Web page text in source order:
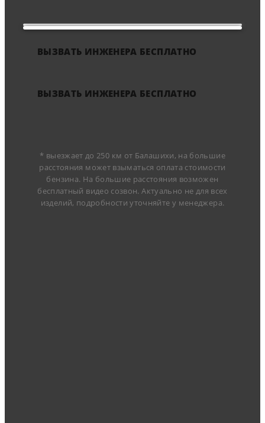
ВЫЗВАТЬ ИНЖЕНЕРА БЕСПЛАТНО
ВЫЗВАТЬ ИНЖЕНЕРА БЕСПЛАТНО
* выезжает до 250 км от Балашихи, на большие
расстояния может взыматься оплата стоимости
бензина. На большие расстояния возможен
бесплатный видео созвон. Актуально не для всех
изделий, подробности уточняйте у менеджера.